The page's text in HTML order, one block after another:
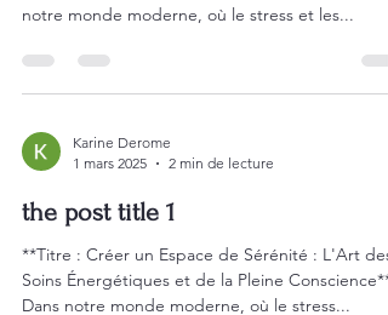
notre monde moderne, où le stress et les...
Karine Derome
1 mars 2025
2 min de lecture
the post title 1
**Titre : Créer un Espace de Sérénité : L'Art des
Soins Énergétiques et de la Pleine Conscience**
Dans notre monde moderne, où le stress...